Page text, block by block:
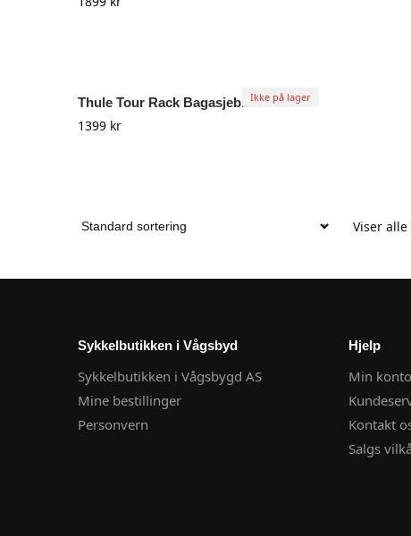
Thule Tour Rack Bagasjebrett
1399 kr
Ikke på lager
Viser
Sykkelbutikken i Vågsbyd
Sykkelbutikken i Vågsbygd AS
Mine bestillinger
Personvern
Hjelp
Min konto
Kontakt
Salgs